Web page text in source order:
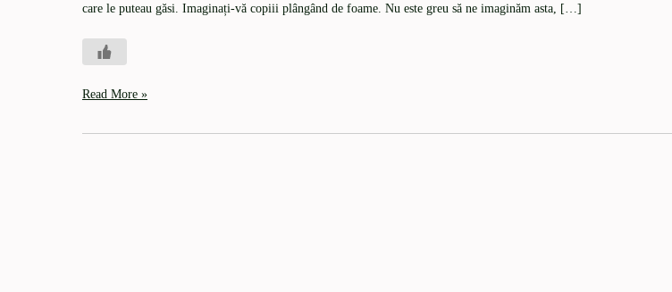
care le puteau găsi. Imaginați-vă copiii plângând de foame. Nu este greu să ne imaginăm asta, […]
Read More »